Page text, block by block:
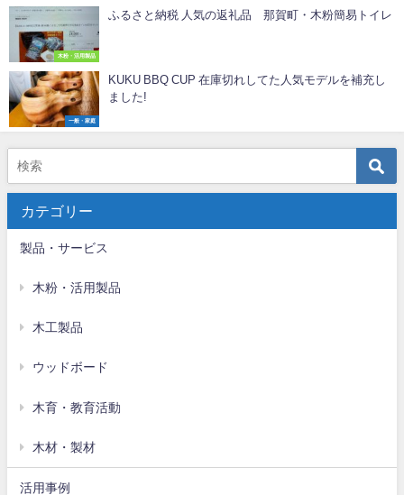
木粉・活用製品
ふるさと納税 人気の返礼品 那賀町・木粉簡易トイレ
一般・家庭
KUKU BBQ CUP 在庫切れしてた人気モデルを補充し
ました!
カテゴリー
製品・サービス
木粉・活用製品
木工製品
ウッドボード
木育・教育活動
木材・製材
活用事例